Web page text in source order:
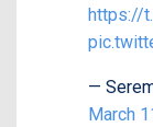
https://
—
March